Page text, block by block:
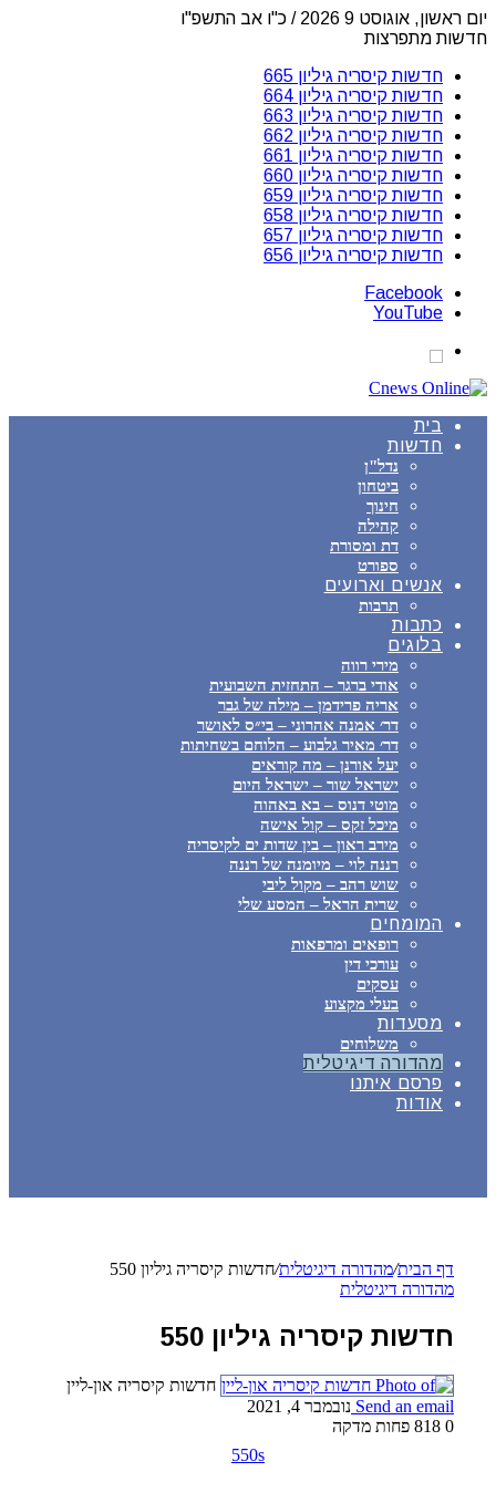
יום ראשון, אוגוסט 9 2026 / כ"ו אב התשפ"ו
חדשות מתפרצות
חדשות קיסריה גיליון 665
חדשות קיסריה גיליון 664
חדשות קיסריה גיליון 663
חדשות קיסריה גיליון 662
חדשות קיסריה גיליון 661
חדשות קיסריה גיליון 660
חדשות קיסריה גיליון 659
חדשות קיסריה גיליון 658
חדשות קיסריה גיליון 657
חדשות קיסריה גיליון 656
Facebook
YouTube
בית
חדשות
נדל"ן
ביטחון
חינוך
קהילה
דת ומסורת
ספורט
אנשים וארועים
תרבות
כתבות
בלוגים
מירי רווה
אודי ברגר – התחזית השבועית
אריה פרידמן – מילה של גבר
דר׳ אמנה אהרוני – בי״ס לאושר
דר׳ מאיר גלבוע – הלוחם בשחיתות
יעל אורנן – מה קוראים
ישראל שור – ישראל היום
מוטי דנוס – בא באהוה
מיכל זקס – קול אישה
מירב ראון – בין שדות ים לקיסריה
רננה לוי – מיומנה של רננה
שוש רהב – מקול ליבי
שרית הראל – המסע שלי
המומחים
רופאים ומרפאות
עורכי דין
עסקים
בעלי מקצוע
מסעדות
משלוחים
מהדורה דיגיטלית
פרסם איתנו
אודות
דף הבית/מהדורה דיגיטלית/חדשות קיסריה גיליון 550
מהדורה דיגיטלית
חדשות קיסריה גיליון 550
חדשות קיסריה און-ליין
Send an email נובמבר 4, 2021
0
פחות מדקה
550s